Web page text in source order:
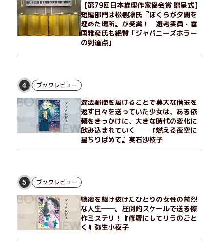
【第79回日本推理作家協会賞 贈呈式】
短編部門は松樹凛氏『ぼくらが夕闇を
埋めた場所』が受賞！ 選考委員・喜
国雅彦氏も絶賛「ジャパニーズホラー
の到達点」
4 ブックレビュー
違法郵便を届けることで莫大な借金を
返す日々を送っていた少女は、ある依
頼をきっかけに、大きな時代の変化に
飲み込まれていく──『燃える夜空に
星ちりばめて』実石沙枝子
5 ブックレビュー
戦後を駆け抜けたひとりの女性の苛烈
な人生──。圧倒的スケールで送る傑
作ミステリ！『修羅にしてリラのごと
く』弥生小夜子